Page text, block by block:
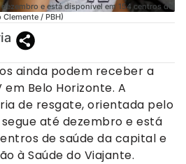
e está disponível em 154 centros de
/ PBH)
ainda podem receber a
Belo Horizonte. A
de resgate, orientada pelo
segue até dezembro e está
de saúde da capital e
à Saúde do Viajante.